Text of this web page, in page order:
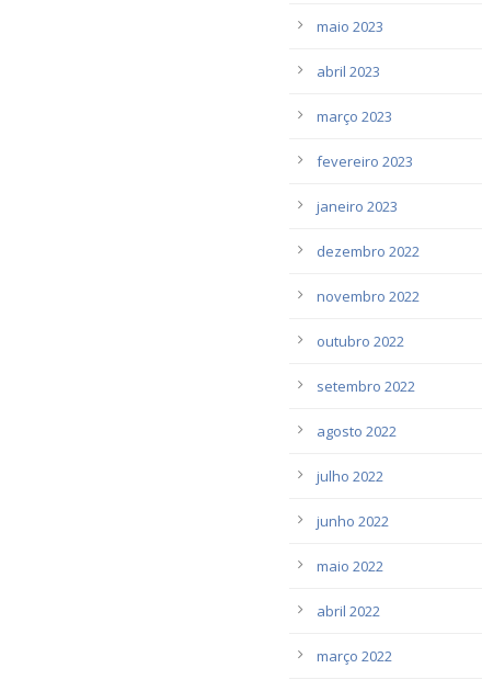
maio 2023
abril 2023
março 2023
fevereiro 2023
janeiro 2023
dezembro 2022
novembro 2022
outubro 2022
setembro 2022
agosto 2022
julho 2022
junho 2022
maio 2022
abril 2022
março 2022